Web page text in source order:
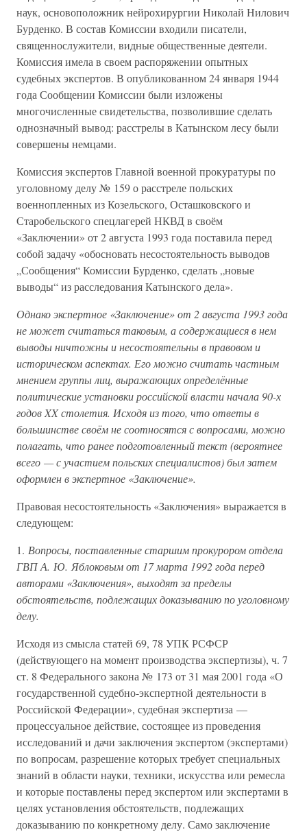
наук, основоположник нейрохирургии Николай Нилович
Бурденко. В состав Комиссии входили писатели,
священнослужители, видные общественные деятели.
Комиссия имела в своем распоряжении опытных
судебных экспертов. В опубликованном 24 января 1944
года Сообщении Комиссии были изложены
многочисленные свидетельства, позволившие сделать
однозначный вывод: расстрелы в Катынском лесу были
совершены немцами.
Комиссия экспертов Главной военной прокуратуры по
уголовному делу № 159 о расстреле польских
военнопленных из Козельского, Осташковского и
Старобельского спецлагерей НКВД в своём
«Заключении» от 2 августа 1993 года поставила перед
собой задачу «обосновать несостоятельность выводов
„Сообщения“ Комиссии Бурденко, сделать „новые
выводы“ из расследования Катынского дела».
Однако экспертное «Заключение» от 2 августа 1993 года
не может считаться таковым, а содержащиеся в нем
выводы ничтожны и несостоятельны в правовом и
историческом аспектах. Его можно считать частным
мнением группы лиц, выражающих определённые
политические установки российской власти начала 90-х
годов XX столетия. Исходя из того, что ответы в
большинстве своём не соотносятся с вопросами, можно
полагать, что ранее подготовленный текст (вероятнее
всего — с участием польских специалистов) был затем
оформлен в экспертное «Заключение».
Правовая несостоятельность «Заключения» выражается в
следующем:
1. Вопросы, поставленные старшим прокурором отдела
ГВП А. Ю. Яблоковым от 17 марта 1992 года перед
авторами «Заключения», выходят за пределы
обстоятельств, подлежащих доказыванию по уголовному
делу.
Исходя из смысла статей 69, 78 УПК РСФСР
(действующего на момент производства экспертизы), ч. 7
ст. 8 Федерального закона № 173 от 31 мая 2001 года «О
государственной судебно-экспертной деятельности в
Российской Федерации», судебная экспертиза —
процессуальное действие, состоящее из проведения
исследований и дачи заключения экспертом (экспертами)
по вопросам, разрешение которых требует специальных
знаний в области науки, техники, искусства или ремесла
и которые поставлены перед экспертом или экспертами в
целях установления обстоятельств, подлежащих
доказыванию по конкретному делу. Само заключение